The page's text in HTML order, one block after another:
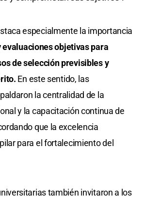
especialmente la importancia
evaluaciones objetivas para
de selección previsibles y
En este sentido, las
la centralidad de la
y la capacitación continua de
que la excelencia
para el fortalecimiento del
también invitaron a los